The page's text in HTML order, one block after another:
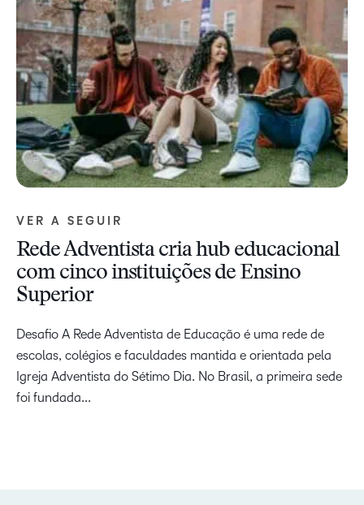
VER A SEGUIR
Rede Adventista cria hub educacional
com cinco instituições de Ensino
Superior
Desafio A Rede Adventista de Educação é uma rede de
escolas, colégios e faculdades mantida e orientada pela
Igreja Adventista do Sétimo Dia. No Brasil, a primeira sede
foi fundada...